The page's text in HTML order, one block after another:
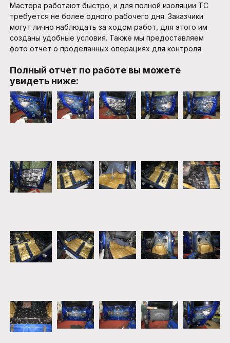
Мастера работают быстро, и для полной изоляции ТС
требуется не более одного рабочего дня. Заказчики
могут лично наблюдать за ходом работ, для этого им
созданы удобные условия. Также мы предоставляем
фото отчет о проделанных операциях для контроля.
Полный отчет по работе вы можете
увидеть ниже: